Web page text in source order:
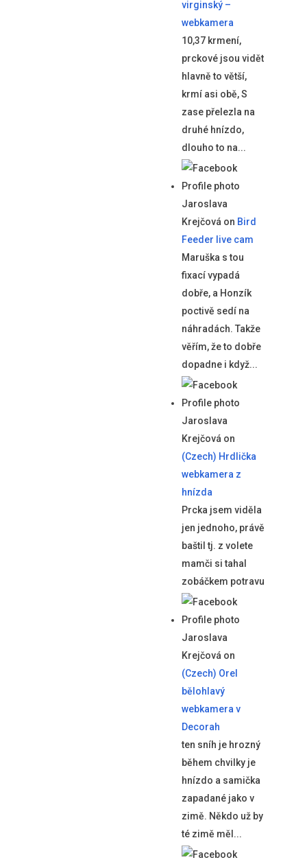
virginský –
webkamera
10,37 krmení,
prckové jsou vidět
hlavně to větší,
krmí asi obě, S
zase přelezla na
druhé hnízdo,
dlouho to na...
Jaroslava
Krejčová on Bird
Feeder live cam
Maruška s tou
fixací vypadá
dobře, a Honzík
poctivě sedí na
náhradách. Takže
věřím, že to dobře
dopadne i když...
Jaroslava
Krejčová on
(Czech) Hrdlička
webkamera z
hnízda
Prcka jsem viděla
jen jednoho, právě
baštil tj. z volete
mamči si tahal
zobáčkem potravu
Jaroslava
Krejčová on
(Czech) Orel
bělohlavý
webkamera v
Decorah
ten sníh je hrozný
během chvilky je
hnízdo a samička
zapadané jako v
zimě. Někdo už by
té zimě měl...